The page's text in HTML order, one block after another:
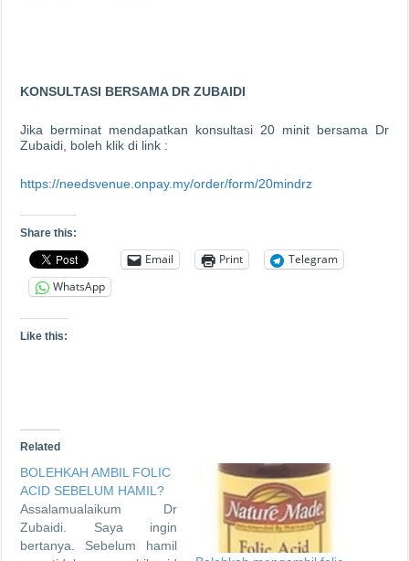
KONSULTASI BERSAMA DR ZUBAIDI
Jika berminat mendapatkan konsultasi 20 minit bersama Dr
Zubaidi, boleh klik di link :
https://needsvenue.onpay.my/order/form/20mindrz
Share this:
Email Print
Telegram
WhatsApp
Like this:
Related
BOLEHKAH AMBIL FOLIC
ACID SEBELUM HAMIL?
Assalamualaikum Dr
Zubaidi. Saya ingin
bertanya. Sebelum hamil